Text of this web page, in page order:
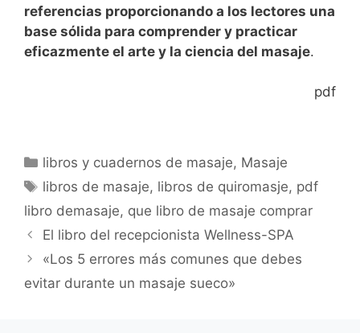
referencias proporcionando a los lectores una
base sólida para comprender y practicar
eficazmente el arte y la ciencia del masaje.
pdf
Categorías
libros y cuadernos de masaje, Masaje
Etiquetas
libros de masaje, libros de quiromasje, pdf
libro demasaje, que libro de masaje comprar
El libro del recepcionista Wellness-SPA
«Los 5 errores más comunes que debes
evitar durante un masaje sueco»